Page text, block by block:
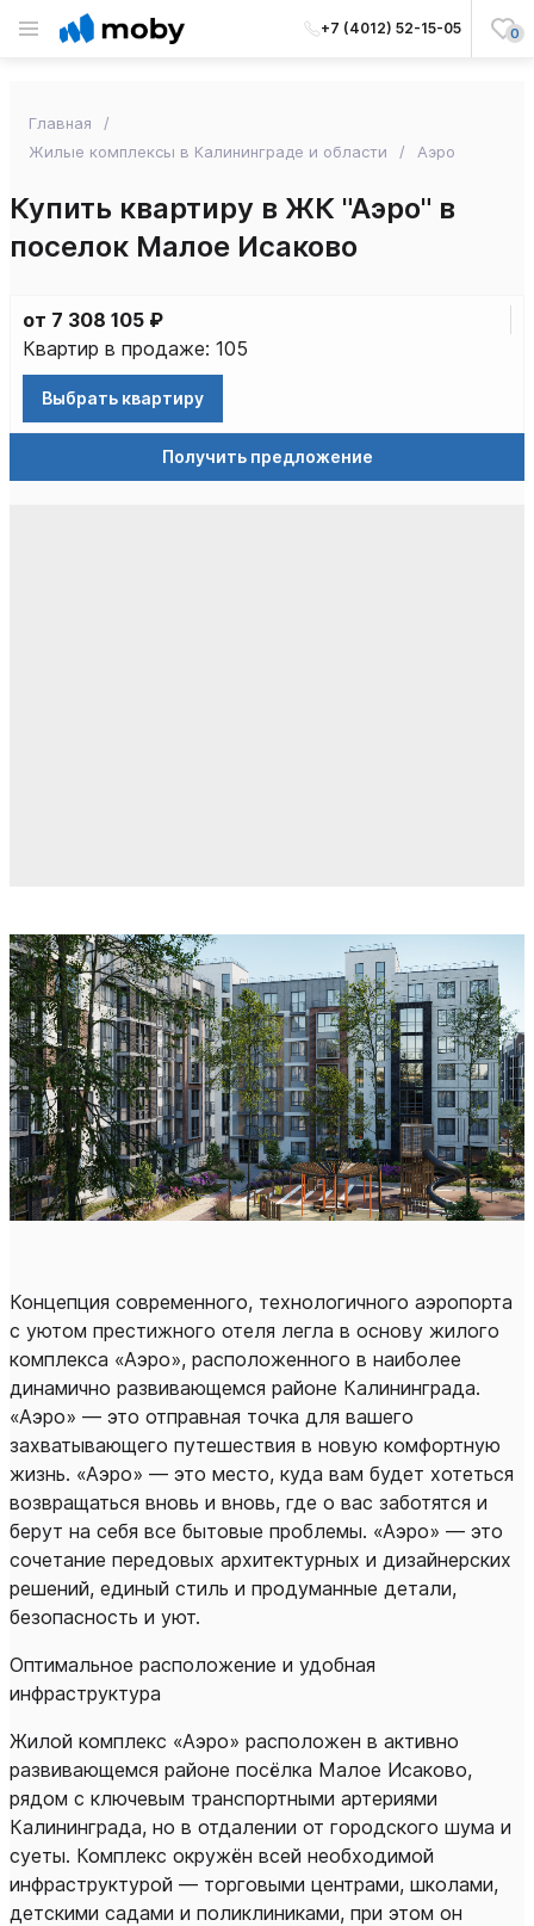
+7 (4012) 52-15-05 0
Главная
Жилые комплексы в Калининграде и области
Аэро
Купить квартиру в ЖК "Аэро" в
поселок Малое Исаково
от 7 308 105 ₽
Квартир в продаже: 105
Выбрать квартиру
Получить предложение
Концепция современного, технологичного аэропорта
с уютом престижного отеля легла в основу жилого
комплекса «Аэро», расположенного в наиболее
динамично развивающемся районе Калининграда.
«Аэро» — это отправная точка для вашего
захватывающего путешествия в новую комфортную
жизнь. «Аэро» — это место, куда вам будет хотеться
возвращаться вновь и вновь, где о вас заботятся и
берут на себя все бытовые проблемы. «Аэро» — это
сочетание передовых архитектурных и дизайнерских
решений, единый стиль и продуманные детали,
безопасность и уют.
Оптимальное расположение и удобная
инфраструктура
Жилой комплекс «Аэро» расположен в активно
развивающемся районе посёлка Малое Исаково,
рядом с ключевым транспортными артериями
Калининграда, но в отдалении от городского шума и
суеты. Комплекс окружён всей необходимой
инфраструктурой — торговыми центрами, школами,
детскими садами и поликлиниками, при этом он